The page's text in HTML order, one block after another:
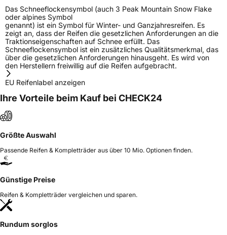
Das Schneeflockensymbol (auch 3 Peak Mountain Snow Flake
oder alpines Symbol
genannt) ist ein Symbol für Winter- und Ganzjahresreifen. Es
zeigt an, dass der Reifen die gesetzlichen Anforderungen an die
Traktionseigenschaften auf Schnee erfüllt. Das
Schneeflockensymbol ist ein zusätzliches Qualitätsmerkmal, das
über die gesetzlichen Anforderungen hinausgeht. Es wird von
den Herstellern freiwillig auf die Reifen aufgebracht.
EU Reifenlabel anzeigen
Ihre Vorteile beim Kauf bei CHECK24
Größte Auswahl
Passende Reifen & Kompletträder aus über 10 Mio. Optionen finden.
Günstige Preise
Reifen & Kompletträder vergleichen und sparen.
Rundum sorglos